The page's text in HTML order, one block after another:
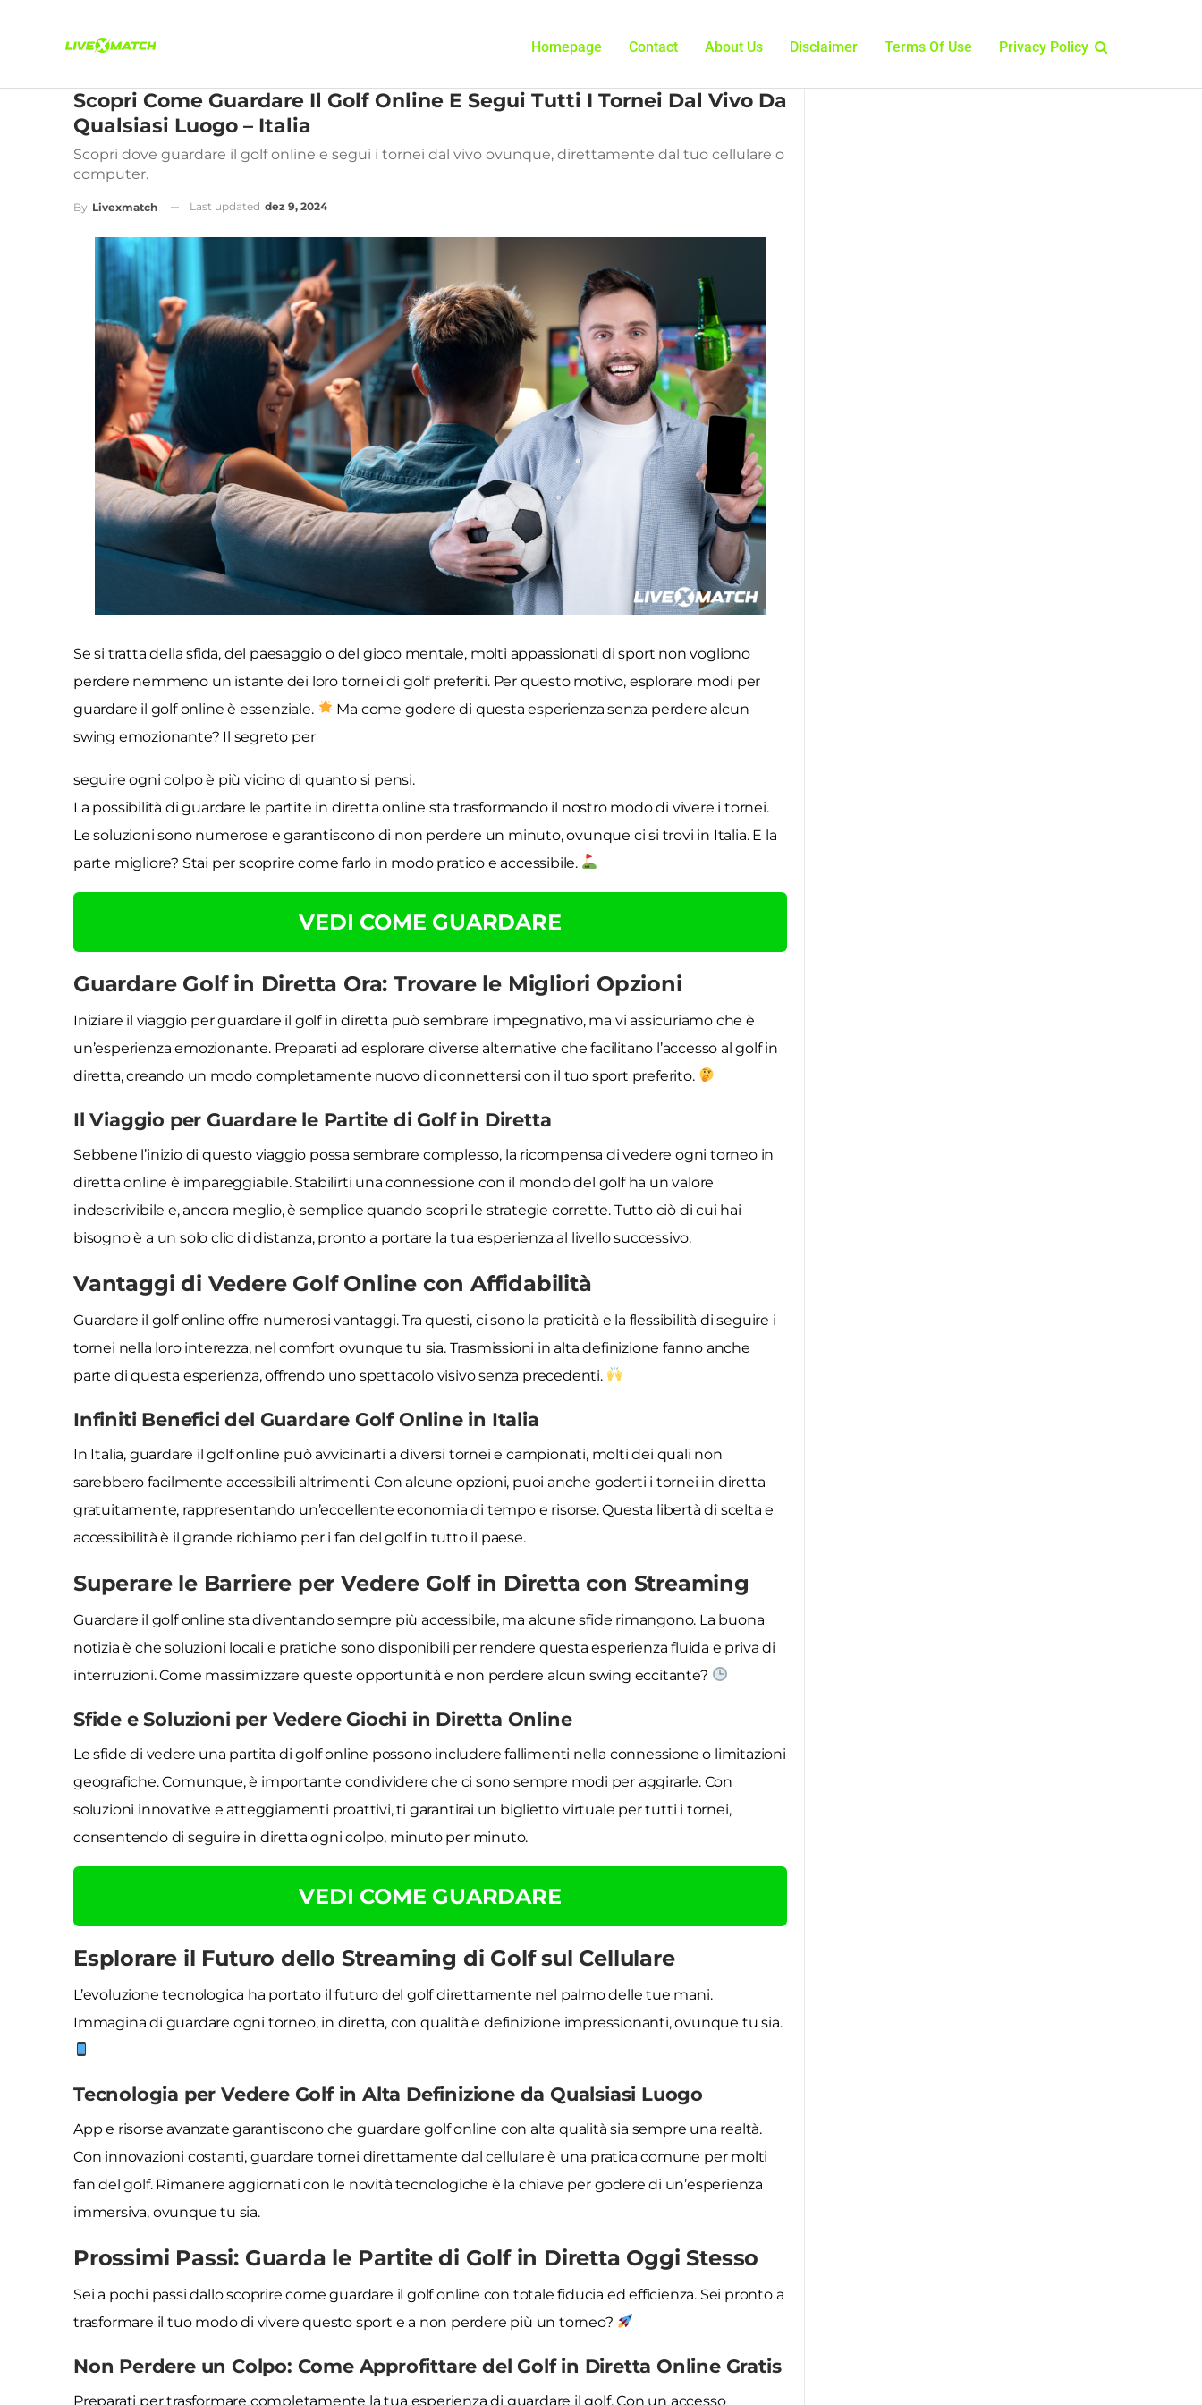
Homepage Contact About Us Disclaimer Terms Of Use Privacy Policy
Scopri Come Guardare Il Golf Online E Segui Tutti I Tornei Dal Vivo Da
Qualsiasi Luogo – Italia
Scopri dove guardare il golf online e segui i tornei dal vivo ovunque, direttamente dal tuo cellulare o
computer.
By Livexmatch Last updated dez 9, 2024
Se si tratta della sfida, del paesaggio o del gioco mentale, molti appassionati di sport non vogliono
perdere nemmeno un istante dei loro tornei di golf preferiti. Per questo motivo, esplorare modi per
guardare il golf online è essenziale.
Ma come godere di questa esperienza senza perdere alcun
swing emozionante? Il segreto per
seguire ogni colpo è più vicino di quanto si pensi.
La possibilità di guardare le partite in diretta online sta trasformando il nostro modo di vivere i tornei.
Le soluzioni sono numerose e garantiscono di non perdere un minuto, ovunque ci si trovi in Italia. E la
parte migliore? Stai per scoprire come farlo in modo pratico e accessibile.
VEDI COME GUARDARE
Guardare Golf in Diretta Ora: Trovare le Migliori Opzioni
Iniziare il viaggio per guardare il golf in diretta può sembrare impegnativo, ma vi assicuriamo che è
un’esperienza emozionante. Preparati ad esplorare diverse alternative che facilitano l’accesso al golf in
diretta, creando un modo completamente nuovo di connettersi con il tuo sport preferito.
Il Viaggio per Guardare le Partite di Golf in Diretta
Sebbene l’inizio di questo viaggio possa sembrare complesso, la ricompensa di vedere ogni torneo in
diretta online è impareggiabile. Stabilirti una connessione con il mondo del golf ha un valore
indescrivibile e, ancora meglio, è semplice quando scopri le strategie corrette. Tutto ciò di cui hai
bisogno è a un solo clic di distanza, pronto a portare la tua esperienza al livello successivo.
Vantaggi di Vedere Golf Online con Affidabilità
Guardare il golf online offre numerosi vantaggi. Tra questi, ci sono la praticità e la flessibilità di seguire i
tornei nella loro interezza, nel comfort ovunque tu sia. Trasmissioni in alta definizione fanno anche
parte di questa esperienza, offrendo uno spettacolo visivo senza precedenti.
Infiniti Benefici del Guardare Golf Online in Italia
In Italia, guardare il golf online può avvicinarti a diversi tornei e campionati, molti dei quali non
sarebbero facilmente accessibili altrimenti. Con alcune opzioni, puoi anche goderti i tornei in diretta
gratuitamente, rappresentando un’eccellente economia di tempo e risorse. Questa libertà di scelta e
accessibilità è il grande richiamo per i fan del golf in tutto il paese.
Superare le Barriere per Vedere Golf in Diretta con Streaming
Guardare il golf online sta diventando sempre più accessibile, ma alcune sfide rimangono. La buona
notizia è che soluzioni locali e pratiche sono disponibili per rendere questa esperienza fluida e priva di
interruzioni. Come massimizzare queste opportunità e non perdere alcun swing eccitante?
Sfide e Soluzioni per Vedere Giochi in Diretta Online
Le sfide di vedere una partita di golf online possono includere fallimenti nella connessione o limitazioni
geografiche. Comunque, è importante condividere che ci sono sempre modi per aggirarle. Con
soluzioni innovative e atteggiamenti proattivi, ti garantirai un biglietto virtuale per tutti i tornei,
consentendo di seguire in diretta ogni colpo, minuto per minuto.
VEDI COME GUARDARE
Esplorare il Futuro dello Streaming di Golf sul Cellulare
L’evoluzione tecnologica ha portato il futuro del golf direttamente nel palmo delle tue mani.
Immagina di guardare ogni torneo, in diretta, con qualità e definizione impressionanti, ovunque tu sia.
Tecnologia per Vedere Golf in Alta Definizione da Qualsiasi Luogo
App e risorse avanzate garantiscono che guardare golf online con alta qualità sia sempre una realtà.
Con innovazioni costanti, guardare tornei direttamente dal cellulare è una pratica comune per molti
fan del golf. Rimanere aggiornati con le novità tecnologiche è la chiave per godere di un’esperienza
immersiva, ovunque tu sia.
Prossimi Passi: Guarda le Partite di Golf in Diretta Oggi Stesso
Sei a pochi passi dallo scoprire come guardare il golf online con totale fiducia ed efficienza. Sei pronto a
trasformare il tuo modo di vivere questo sport e a non perdere più un torneo?
Non Perdere un Colpo: Come Approfittare del Golf in Diretta Online Gratis
Preparati per trasformare completamente la tua esperienza di guardare il golf. Con un accesso